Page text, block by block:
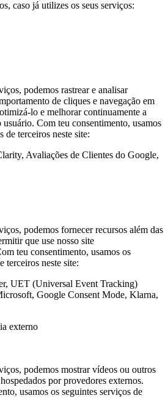
caso já utilizes os seus serviços:
podemos rastrear e analisar
de cliques e navegação em
lo e melhorar continuamente a
Com teu consentimento, usamos
de terceiros neste site:
Avaliações de Clientes do Google,
podemos fornecer recursos além das
que use nosso site
teu consentimento, usamos os
terceiros neste site:
UET (Universal Event Tracking)
Google Consent Mode, Klarna,
externo
podemos mostrar vídeos ou outros
por provedores externos.
usamos os seguintes serviços de